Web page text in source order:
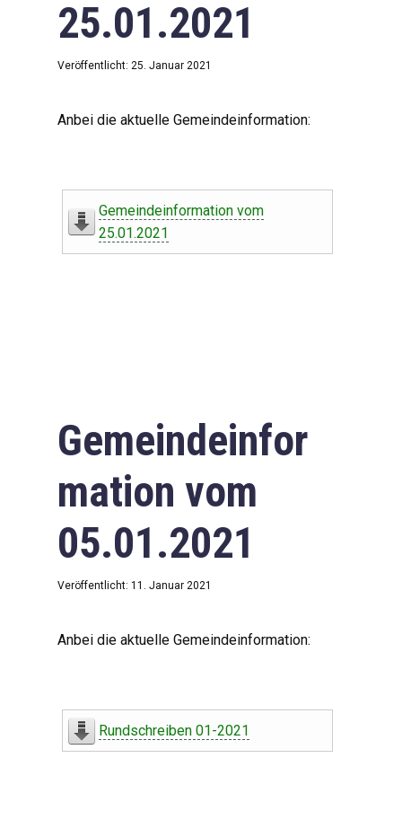
25.01.2021
Veröffentlicht: 25. Januar 2021
Anbei die aktuelle Gemeindeinformation:
Gemeindeinformation vom
25.01.2021
Gemeindeinfor
mation vom
05.01.2021
Veröffentlicht: 11. Januar 2021
Anbei die aktuelle Gemeindeinformation:
Rundschreiben 01-2021